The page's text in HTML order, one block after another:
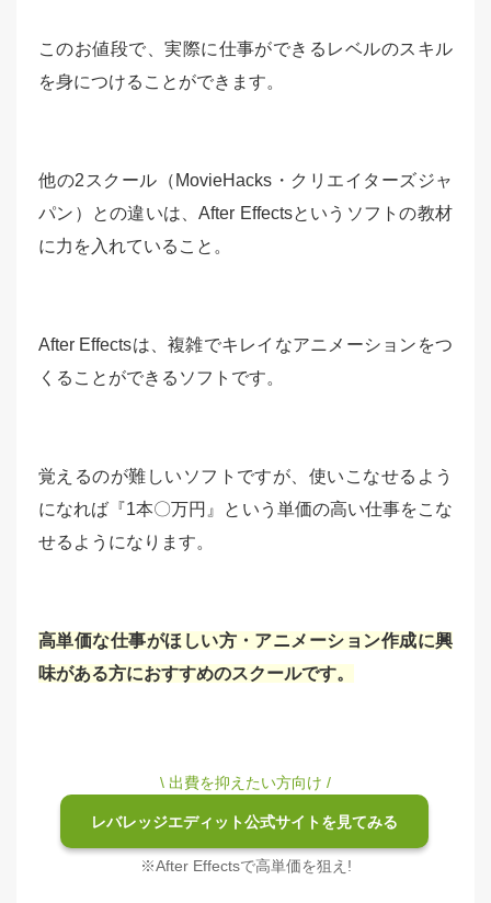
このお値段で、実際に仕事ができるレベルのスキル
を身につけることができます。
他の2スクール（MovieHacks・クリエイターズジャ
パン）との違いは、After Effectsというソフトの教材
に力を入れていること。
After Effectsは、複雑でキレイなアニメーションをつ
くることができるソフトです。
覚えるのが難しいソフトですが、使いこなせるよう
になれば『1本〇万円』という単価の高い仕事をこな
せるようになります。
高単価な仕事がほしい方・アニメーション作成に興
味がある方におすすめのスクールです。
\ 出費を抑えたい方向け /
レバレッジエディット公式サイトを見てみる
※After Effectsで高単価を狙え!